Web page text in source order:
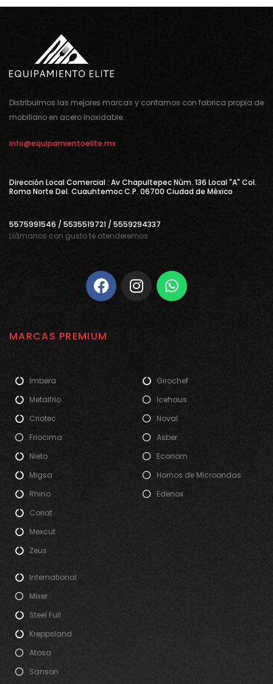
Distribuimos las mejores marcas y contamos con fabrica propia de
mobiliario en acero inoxidable.
info@equipamientoelite.mx
Direcciòn Local Comercial : Av Chapultepec Nùm. 136 Local "A" Col.
Roma Norte Del. Cuauhtemoc C.P. 06700 Ciudad de Mèxico
5575991546 / 5535519721 / 5559294337
Llámanos con gusto te atenderemos
MARCAS PREMIUM
Imbera
Metalfrio
Criotec
Friocima
Nieto
Migsa
Rhino
Coriat
Mexcut
Zeus
Girochef
Icehaus
Noval
Asber
Econom
Hornos de Microondas
Edenox
International
Mixer
Steel Full
Kreppsland
Atosa
Sanson